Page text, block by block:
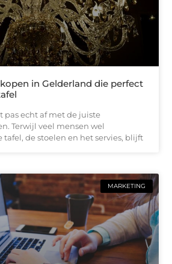
in Gelderland die perfect
pas echt af met de juiste
Terwijl veel mensen wel
tafel, de stoelen en het servies, blijft
MARKETING